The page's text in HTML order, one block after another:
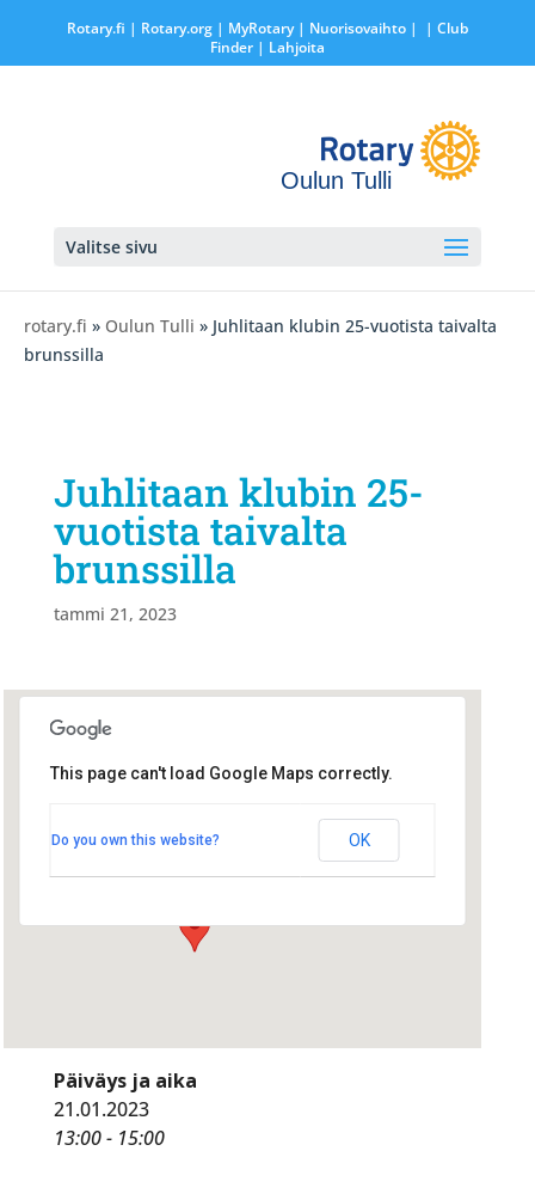
Rotary.fi | Rotary.org| MyRotary | Nuorisovaihto|
| Club
Finder| Lahjoita
Oulun Tulli
Valitse sivu
rotary.fi » Oulun Tulli » Juhlitaan klubin 25-vuotista taivalta
brunssilla
Juhlitaan klubin 25-
vuotista taivalta
brunssilla
tammi 21, 2023
Hallituskatu 1 - Oulu
This page can't load Google Maps correctly.
Do you own this website? OK
Päiväys ja aika
21.01.2023
13:00 - 15:00